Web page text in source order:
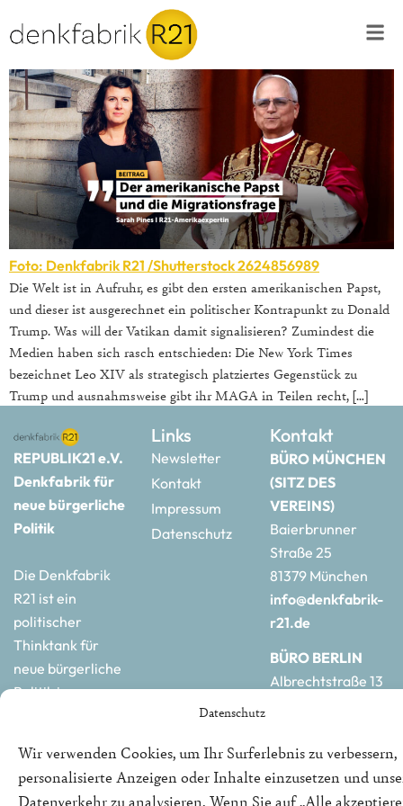
Datenschutz
Wir verwenden Cookies, um Ihr Surferlebnis zu verbessern,
personalisierte Anzeigen oder Inhalte einzusetzen und
Datenverkehr zu analysieren. Wenn Sie auf „Alle
Foto: Denkfabrik R21 /Shutterstock 2624856989
Die Welt ist in Aufruhr, es gibt den ersten amerikanischen Papst,
und dieser ist ausgerechnet ein politischer Kontrapunkt zu Donald
Trump. Was will der Vatikan damit signalisieren? Zumindest die
Medien haben sich rasch entschieden: Die New York Times
bezeichnet Leo XIV als strategisch platziertes Gegenstück zu
Trump und ausnahmsweise gibt ihr MAGA in Teilen recht, […]
REPUBLIK21 e.V.
Denkfabrik für
neue bürgerliche
Politik
Die Denkfabrik
R21 ist ein
politischer
Thinktank für
neue bürgerliche
Politik in
Links
Newsletter
Kontakt
Impressum
Datenschutz
Kontakt
BÜRO MÜNCHEN
(SITZ DES
VEREINS)
Baierbrunner
Straße 25
81379 München
info@denkfabrik-
r21.de
BÜRO BERLIN
Albrechtstraße 13
r21.de